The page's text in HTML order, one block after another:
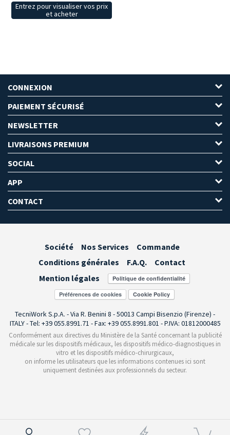
Entrez pour visualiser vos prix
et acheter
CONNEXION
PAIEMENT SÉCURISÉ
NEWSLETTER
LIVRAISONS PREMIUM
SOCIAL
APP
CONTACT
Société Nos Services
Commande
Conditions générales
F.A.Q.
Contact
Mention légales
Préférences de cookies
TecniWork S.p.A. - Via R. Benini 8 - 50013 Campi Bisenzio (Firenze) -
ITALY - Tel: +39 055.8991.71 - Fax: +39 055.8991.801 - P.IVA: 01812000485
Conformément aux directives du Ministère de la Santé concernant la publicité
médicale sur les dispositifs médicaux, les dispositifs médico-diagnostiques in
vitro et les dispositifs médico-chirurgicaux,
on informe les utilisateurs que les informations contenues ici sont
uniquement destinées aux professionnels du secteur.